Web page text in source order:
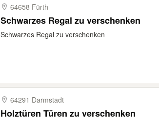
64658 Fürth
Schwarzes Regal zu verschenken
Schwarzes Regal zu verschenken
64291 Darmstadt
Holztüren Türen zu verschenken